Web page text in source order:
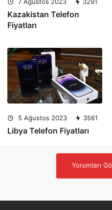
Kazakistan Telefon
Fiyatları
5 Ağustos 2023 3561
Libya Telefon Fiyatları
Yorumları